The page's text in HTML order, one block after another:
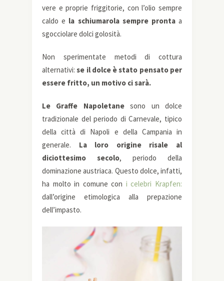
vere e proprie friggitorie, con l’olio sempre
caldo e la schiumarola sempre prontaa
sgocciolare dolci golosità.
Non sperimentate metodi di cottura
alternativi:se il dolce è stato pensato per
essere fritto, un motivo ci sarà.
Le Graffe Napoletanesono un dolce
tradizionale del periodo di Carnevale, tipico
della città di Napoli e della Campania in
generale. La loro origine risale al
diciottesimo secolo, periodo della
dominazione austriaca. Questo dolce, infatti,
ha molto in comune con i celebri Krapfen:
dall’origine etimologica alla prepazione
dell’impasto.